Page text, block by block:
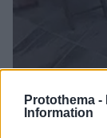
Protothema -
Information